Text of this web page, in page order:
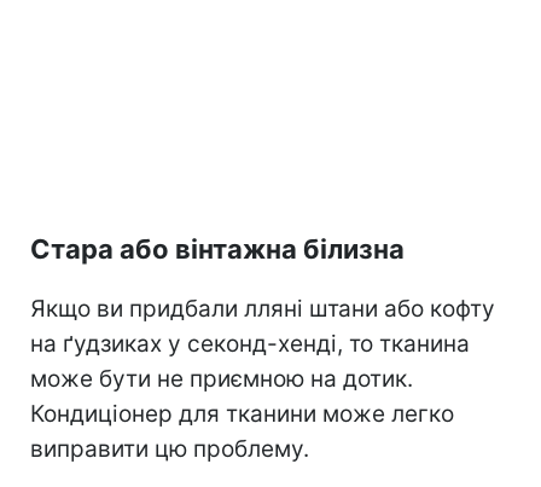
Стара або вінтажна білизна
Якщо ви придбали лляні штани або кофту
на ґудзиках у секонд-хенді, то тканина
може бути не приємною на дотик.
Кондиціонер для тканини може легко
виправити цю проблему.